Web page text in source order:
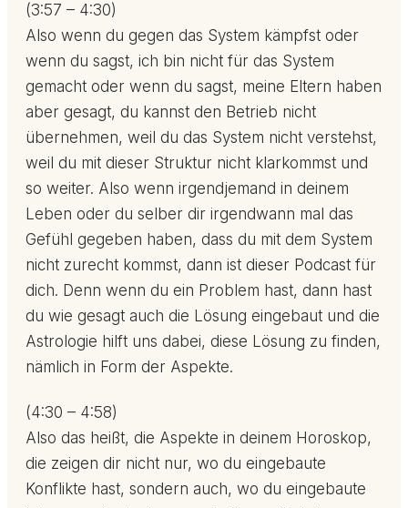
(3:57 – 4:30)
Also wenn du gegen das System kämpfst oder
wenn du sagst, ich bin nicht für das System
gemacht oder wenn du sagst, meine Eltern haben
aber gesagt, du kannst den Betrieb nicht
übernehmen, weil du das System nicht verstehst,
weil du mit dieser Struktur nicht klarkommst und
so weiter. Also wenn irgendjemand in deinem
Leben oder du selber dir irgendwann mal das
Gefühl gegeben haben, dass du mit dem System
nicht zurecht kommst, dann ist dieser Podcast für
dich. Denn wenn du ein Problem hast, dann hast
du wie gesagt auch die Lösung eingebaut und die
Astrologie hilft uns dabei, diese Lösung zu finden,
nämlich in Form der Aspekte.
(4:30 – 4:58)
Also das heißt, die Aspekte in deinem Horoskop,
die zeigen dir nicht nur, wo du eingebaute
Konflikte hast, sondern auch, wo du eingebaute